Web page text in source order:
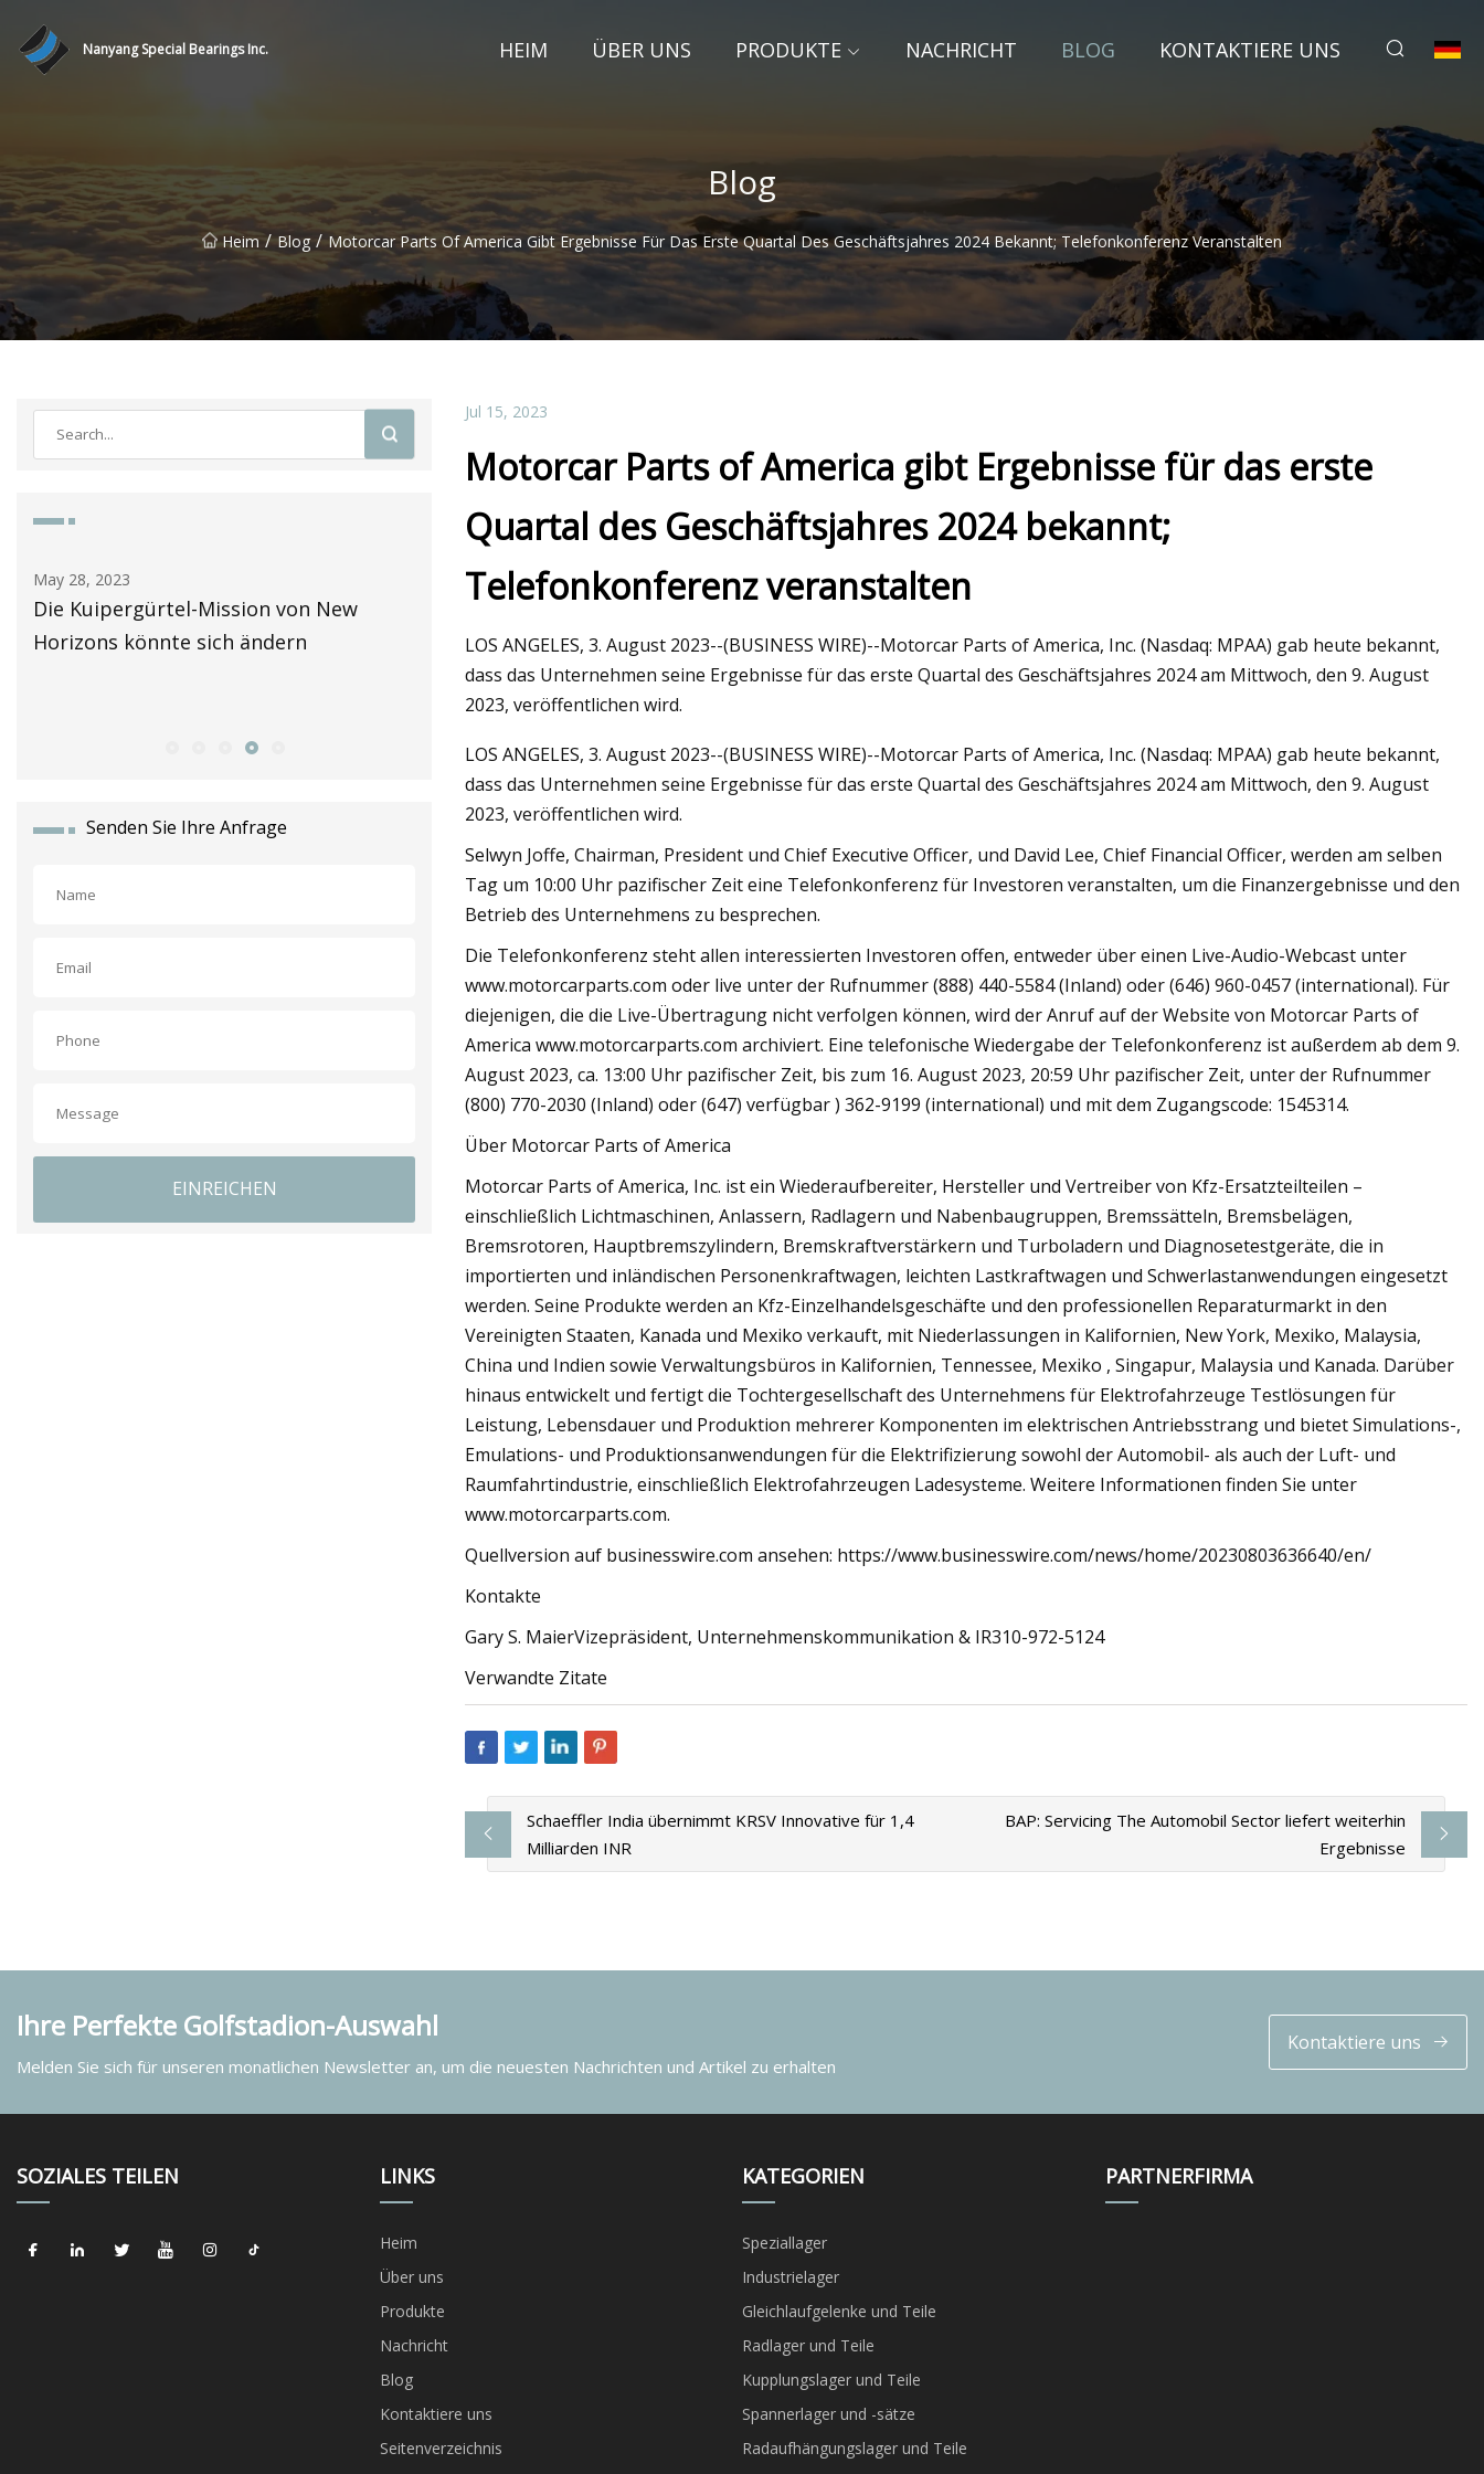
Nanyang Special Bearings Inc. HEIM ÜBER UNS PRODUKTE NACHRICHT BLOG KONTAKTIERE UNS
Blog
Heim / Blog / Motorcar Parts Of America Gibt Ergebnisse Für Das Erste Quartal Des Geschäftsjahres 2024 Bekannt; Telefonkonferenz Veranstalten
von New
Die Überprüfung der Riemenspannung
wird bei (einigen) Prusa 3D-Druckern
May 25, 2023
Johnson aus Texas State, Capizzi &
Keeble aus South Alabama wurden zu
den Sun Belt-Volleyballspielern der
Woche ernannt
Senden Sie Ihre Anfrage
EINREICHEN
Jul 15, 2023
Motorcar Parts of America gibt Ergebnisse für das erste
Quartal des Geschäftsjahres 2024 bekannt;
Telefonkonferenz veranstalten
LOS ANGELES, 3. August 2023--(BUSINESS WIRE)--Motorcar Parts of America, Inc. (Nasdaq: MPAA) gab heute bekannt,
dass das Unternehmen seine Ergebnisse für das erste Quartal des Geschäftsjahres 2024 am Mittwoch, den 9. August
2023, veröffentlichen wird.
LOS ANGELES, 3. August 2023--(BUSINESS WIRE)--Motorcar Parts of America, Inc. (Nasdaq: MPAA) gab heute bekannt,
dass das Unternehmen seine Ergebnisse für das erste Quartal des Geschäftsjahres 2024 am Mittwoch, den 9. August
2023, veröffentlichen wird.
Selwyn Joffe, Chairman, President und Chief Executive Officer, und David Lee, Chief Financial Officer, werden am selben
Tag um 10:00 Uhr pazifischer Zeit eine Telefonkonferenz für Investoren veranstalten, um die Finanzergebnisse und den
Betrieb des Unternehmens zu besprechen.
Die Telefonkonferenz steht allen interessierten Investoren offen, entweder über einen Live-Audio-Webcast unter
www.motorcarparts.com oder live unter der Rufnummer (888) 440-5584 (Inland) oder (646) 960-0457 (international). Für
diejenigen, die die Live-Übertragung nicht verfolgen können, wird der Anruf auf der Website von Motorcar Parts of
America www.motorcarparts.com archiviert. Eine telefonische Wiedergabe der Telefonkonferenz ist außerdem ab dem 9.
August 2023, ca. 13:00 Uhr pazifischer Zeit, bis zum 16. August 2023, 20:59 Uhr pazifischer Zeit, unter der Rufnummer
(800) 770-2030 (Inland) oder (647) verfügbar ) 362-9199 (international) und mit dem Zugangscode: 1545314.
Über Motorcar Parts of America
Motorcar Parts of America, Inc. ist ein Wiederaufbereiter, Hersteller und Vertreiber von Kfz-Ersatzteilteilen –
einschließlich Lichtmaschinen, Anlassern, Radlagern und Nabenbaugruppen, Bremssätteln, Bremsbelägen,
Bremsrotoren, Hauptbremszylindern, Bremskraftverstärkern und Turboladern und Diagnosetestgeräte, die in
importierten und inländischen Personenkraftwagen, leichten Lastkraftwagen und Schwerlastanwendungen eingesetzt
werden. Seine Produkte werden an Kfz-Einzelhandelsgeschäfte und den professionellen Reparaturmarkt in den
Vereinigten Staaten, Kanada und Mexiko verkauft, mit Niederlassungen in Kalifornien, New York, Mexiko, Malaysia,
China und Indien sowie Verwaltungsbüros in Kalifornien, Tennessee, Mexiko , Singapur, Malaysia und Kanada. Darüber
hinaus entwickelt und fertigt die Tochtergesellschaft des Unternehmens für Elektrofahrzeuge Testlösungen für
Leistung, Lebensdauer und Produktion mehrerer Komponenten im elektrischen Antriebsstrang und bietet Simulations-,
Emulations- und Produktionsanwendungen für die Elektrifizierung sowohl der Automobil- als auch der Luft- und
Raumfahrtindustrie, einschließlich Elektrofahrzeugen Ladesysteme. Weitere Informationen finden Sie unter
www.motorcarparts.com.
Quellversion auf businesswire.com ansehen: https://www.businesswire.com/news/home/20230803636640/en/
Kontakte
Gary S. MaierVizepräsident, Unternehmenskommunikation & IR310-972-5124
Verwandte Zitate
Schaeffler India übernimmt KRSV Innovative für 1,4
Milliarden INR
BAP: Servicing The Automobil Sector liefert weiterhin
Ergebnisse
Ihre Perfekte Golfstadion-Auswahl
Melden Sie sich für unseren monatlichen Newsletter an, um die neuesten Nachrichten und Artikel zu erhalten
Kontaktiere uns
SOZIALES TEILEN LINKS
Heim
Über uns
Produkte
Nachricht
Blog
Kontaktiere uns
Seitenverzeichnis
KATEGORIEN
Speziallager
Industrielager
Gleichlaufgelenke und Teile
Radlager und Teile
Kupplungslager und Teile
Spannerlager und -sätze
Radaufhängungslager und Teile
PARTNERFIRMA